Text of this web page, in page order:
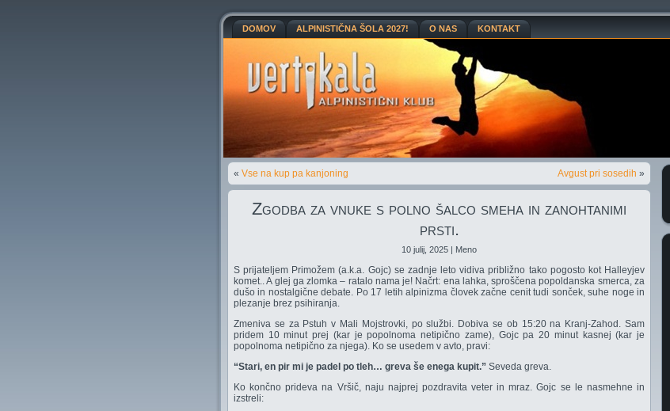
DOMOV ALPINISTIČNA ŠOLA 2027! O NAS KONTAKT
« Vse na kup pa kanjoning Avgust pri sosedih »
Zgodba za vnuke s polno šalco smeha in zanohtanimi
prsti.
10 julij, 2025 | Meno
S prijateljem Primožem (a.k.a. Gojc) se zadnje leto vidiva približno tako pogosto kot Halleyjev
komet.. A glej ga zlomka – ratalo nama je! Načrt: ena lahka, sproščena popoldanska smerca, za
dušo in nostalgične debate. Po 17 letih alpinizma človek začne cenit tudi sonček, suhe noge in
plezanje brez psihiranja.
Zmeniva se za Pstuh v Mali Mojstrovki, po službi. Dobiva se ob 15:20 na Kranj-Zahod. Sam
pridem 10 minut prej (kar je popolnoma netipično zame), Gojc pa 20 minut kasnej (kar je
popolnoma netipično za njega). Ko se usedem v avto, pravi:
“Stari, en pir mi je padel po tleh… greva še enega kupit.” Seveda greva.
Ko končno prideva na Vršič, naju najprej pozdravita veter in mraz. Gojc se le nasmehne in
izstreli: